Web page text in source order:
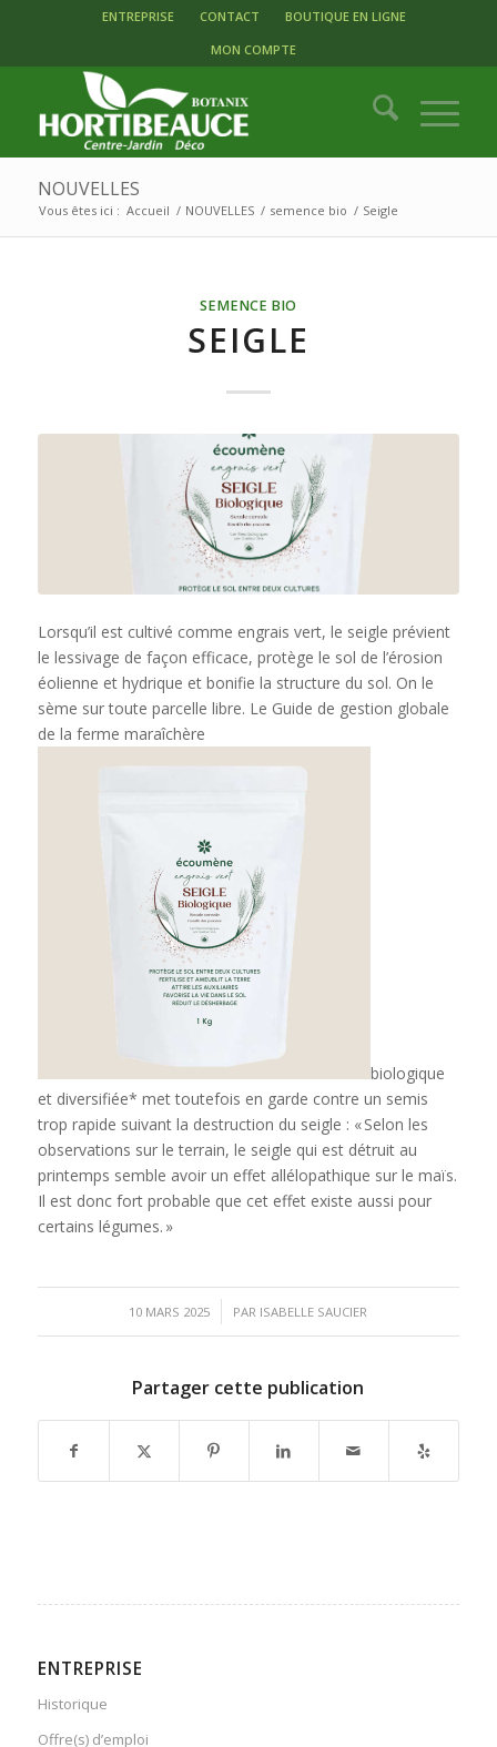
ENTREPRISE CONTACT
BOUTIQUE EN LIGNE
MON COMPTE
NOUVELLES
Vous êtes ici : Accueil / NOUVELLES / semence bio / Seigle
SEMENCE BIO
SEIGLE
Lorsqu’il est cultivé comme engrais vert, le seigle prévient
le lessivage de façon efficace, protège le sol de l’érosion
éolienne et hydrique et bonifie la structure du sol. On le
sème sur toute parcelle libre. Le Guide de gestion globale
de la ferme maraîchère
biologique
et diversifiée* met toutefois en garde contre un semis
trop rapide suivant la destruction du seigle : « Selon les
observations sur le terrain, le seigle qui est détruit au
printemps semble avoir un effet allélopathique sur le maïs.
Il est donc fort probable que cet effet existe aussi pour
certains légumes. »
10 MARS 2025
/ PAR ISABELLE SAUCIER
Partager cette publication
ENTREPRISE
Historique
Offre(s) d’emploi